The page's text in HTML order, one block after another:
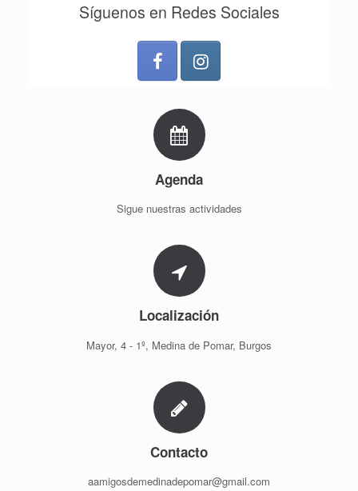
Síguenos en Redes Sociales
Agenda
Sigue nuestras actividades
Localización
Mayor, 4 - 1º, Medina de Pomar, Burgos
Contacto
aamigosdemedinadepomar@gmail.com